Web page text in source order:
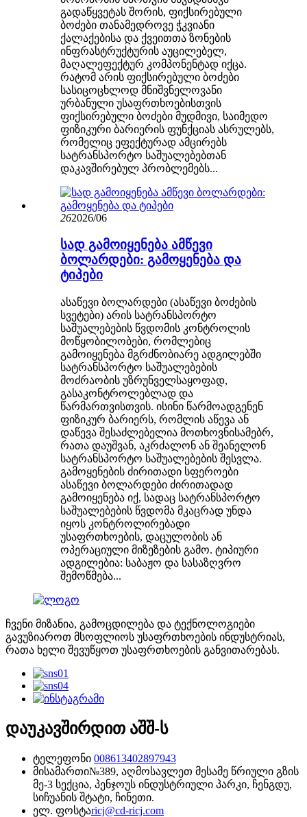
გადაწყვეტას შორის, ფიქსირებული
ბოძები თანამედროვე ჭკვიანი
ქალაქებისა და ქვეითთა ​​ზონების
ინფრასტრუქტურის აუცილებელ,
მაღალეფექტურ კომპონენტად იქცა.
რატომ არის ფიქსირებული ბოძები
სასიცოცხლოდ მნიშვნელოვანი
ურბანული უსაფრთხოებისთვის
ფიქსირებული ბოძები მუდმივი, საიმედო
ფიზიკური ბარიერის ფუნქციას ასრულებს,
რომელიც ეფექტურად ამცირებს
სატრანსპორტო საშუალებებთან
დაკავშირებულ პრობლემებს...
262026/06
სად გამოიყენება ამწევი
ბოლარდები: გამოყენება და
ტიპები
ასაწევი ბოლარდები (ასაწევი ბოძების
სვეტები) არის სატრანსპორტო
საშუალებების წვდომის კონტროლის
მოწყობილობები, რომლებიც
გამოიყენება მგრძნობიარე ადგილებში
სატრანსპორტო საშუალებების
მოძრაობის უზრუნველსაყოფად,
გასაკონტროლებლად და
წარმართვისთვის. ისინი წარმოადგენენ
ფიზიკურ ბარიერს, რომლის აწევა ან
დაწევა შესაძლებელია მოთხოვნისამებრ,
რათა დაუშვან, აკრძალონ ან შეანელონ
სატრანსპორტო საშუალებების შესვლა.
გამოყენების ძირითადი სფეროები
ასაწევი ბოლარდები ძირითადად
გამოიყენება იქ, სადაც სატრანსპორტო
საშუალებების წვდომა მკაცრად უნდა
იყოს კონტროლირებადი
უსაფრთხოების, დაცულობის ან
ოპერაციული მიზეზების გამო. ტიპიური
ადგილებია: საბაჟო და სასაზღვრო
შემოწმება...
ჩვენი მიზანია, გამოცდილება და ტექნოლოგიები
გავუზიაროთ მსოფლიოს უსაფრთხოების ინდუსტრიას,
რათა ხელი შევუწყოთ უსაფრთხოების განვითარებას.
დაუკავშირდით აშშ-ს
ტელეფონი 008613402897943
მისამართი№389, აღმოსავლეთ მესამე წრიული გზის
მე-3 სექცია, პენჯოუს ინდუსტრიული პარკი, ჩენგდუ,
სიჩუანის შტატი, ჩინეთი.
ელ. ფოსტაricj@cd-ricj.com